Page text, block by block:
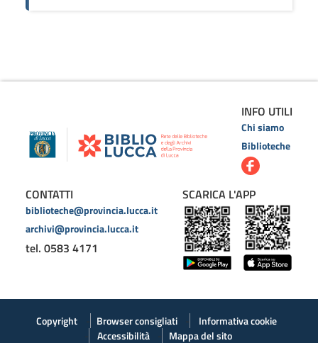
INFO UTILI
Chi siamo
Biblioteche
CONTATTI
biblioteche@provincia.lucca.it
archivi@provincia.lucca.it
tel. 0583 4171
SCARICA L'APP
Copyright Browser consigliati
Informativa cookie
Accessibilità
Mappa del sito